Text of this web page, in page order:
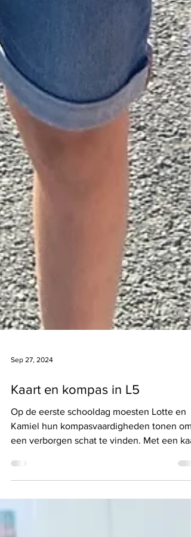
Kaart en kompas in L5
Op de eerste schooldag moesten Lotte en
Kamiel hun kompasvaardigheden tonen om
een verborgen schat te vinden. Met een